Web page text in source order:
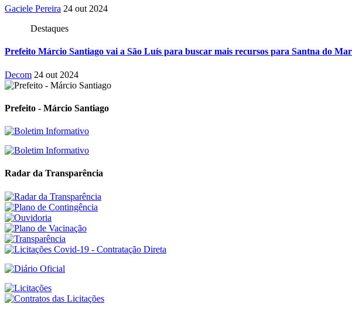
Gaciele Pereira 24 out 2024
Destaques
Prefeito Márcio Santiago vai a São Luís para buscar mais recursos para Santna do
Decom 24 out 2024
Prefeito - Márcio Santiago
Radar da Transparência